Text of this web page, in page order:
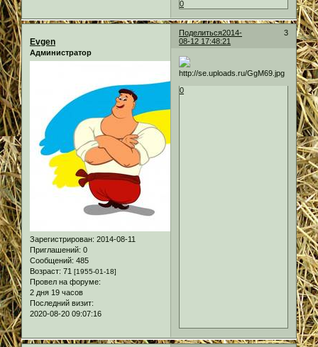
0
Поделиться 3
2014-
08-12 17:48:21
Evgen
Администратор
Зарегистрирован: 2014-08-11
Приглашений: 0
Сообщений: 485
Возраст: 71 [1955-01-18]
Провел на форуме:
2 дня 19 часов
Последний визит:
2020-08-20 09:07:16
0